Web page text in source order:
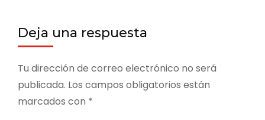
Deja una respuesta
Tu dirección de correo electrónico no será
publicada. Los campos obligatorios están
marcados con *